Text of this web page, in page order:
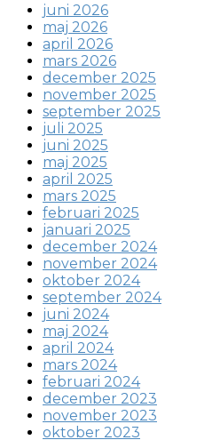
juni 2026
maj 2026
april 2026
mars 2026
december 2025
november 2025
september 2025
juli 2025
juni 2025
maj 2025
april 2025
mars 2025
februari 2025
januari 2025
december 2024
november 2024
oktober 2024
september 2024
juni 2024
maj 2024
april 2024
mars 2024
februari 2024
december 2023
november 2023
oktober 2023